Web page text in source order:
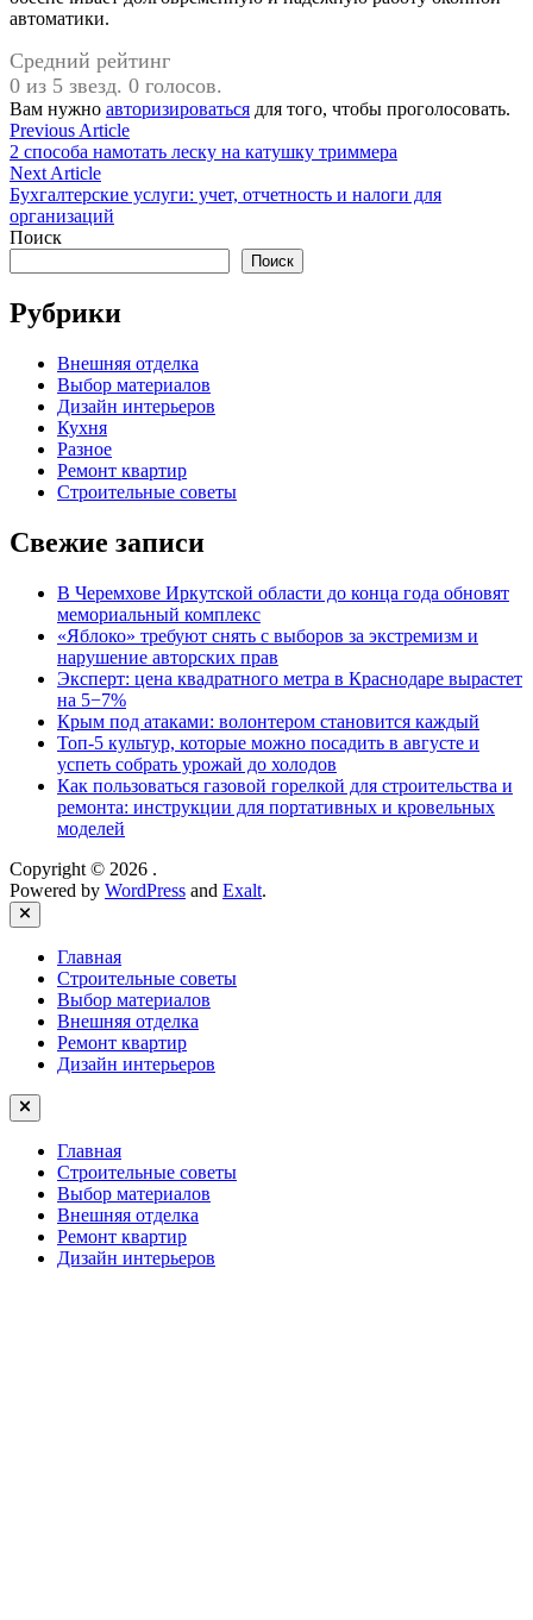
автоматики.
Средний рейтинг
0 из 5 звезд. 0 голосов.
Вам нужно авторизироваться для того, чтобы проголосовать.
Навигация
по
записям
Previous ArticlePrevious
article:
2 способа намотать леску на катушку триммера
Next ArticleNext
article:
Бухгалтерские услуги: учет, отчетность и налоги для
организаций
Поиск
Поиск
Рубрики
Внешняя отделка
Выбор материалов
Дизайн интерьеров
Кухня
Разное
Ремонт квартир
Строительные советы
Свежие записи
В Черемхове Иркутской области до конца года обновят
мемориальный комплекс
«Яблоко» требуют снять с выборов за экстремизм и
нарушение авторских прав
Эксперт: цена квадратного метра в Краснодаре вырастет
на 5−7%
Крым под атаками: волонтером становится каждый
Топ-5 культур, которые можно посадить в августе и
успеть собрать урожай до холодов
Как пользоваться газовой горелкой для строительства и
ремонта: инструкции для портативных и кровельных
моделей
Copyright © 2026 .
Powered by WordPress and Exalt.
Close
Главная
Строительные советы
Выбор материалов
Внешняя отделка
Ремонт квартир
Дизайн интерьеров
Главная
Строительные советы
Выбор материалов
Внешняя отделка
Ремонт квартир
Дизайн интерьеров